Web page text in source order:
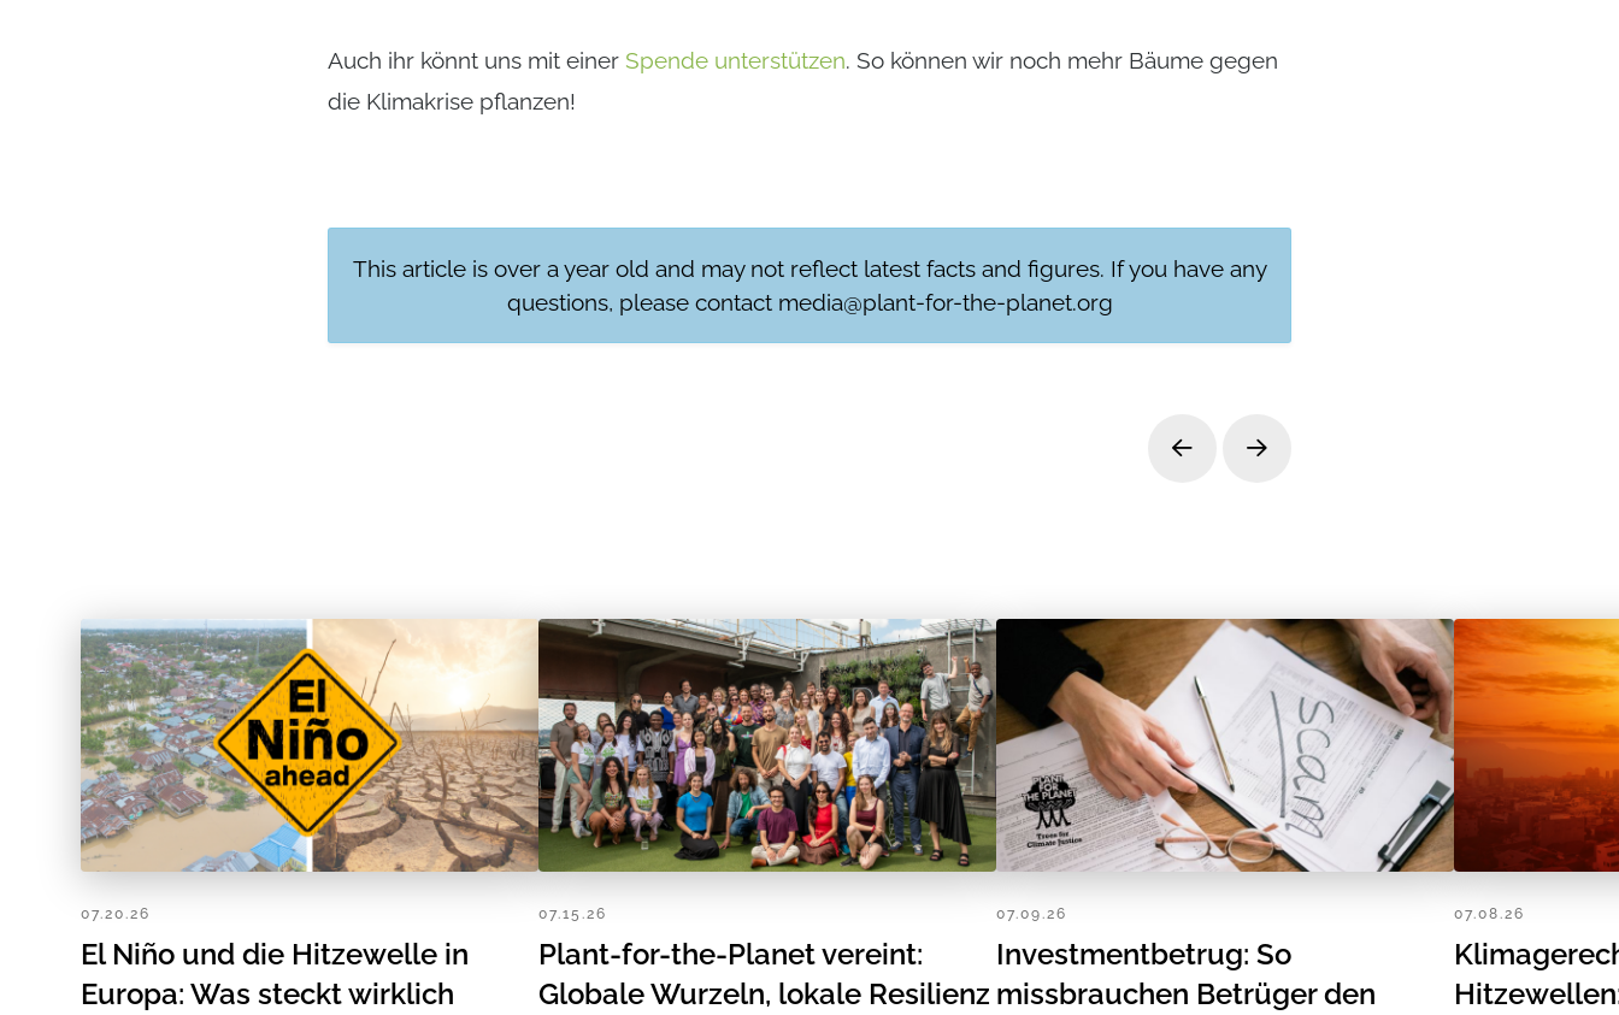
Auch ihr könnt uns mit einer Spende unterstützen. So können wir noch mehr Bäume gegen
die Klimakrise pflanzen!
This article is over a year old and may not reflect latest facts and figures. If you have any
questions, please contact media@plant-for-the-planet.org
Prev Next
07.20.26
El Niño und die Hitzewelle in
Europa: Was steckt wirklich
07.15.26
Plant-for-the-Planet vereint:
Globale Wurzeln, lokale Resilienz
07.09.26
Investmentbetrug: So
missbrauchen Betrüger den
07.08.26